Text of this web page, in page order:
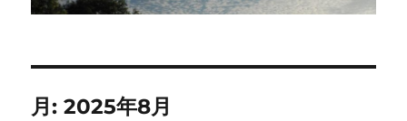
月:2025年8月